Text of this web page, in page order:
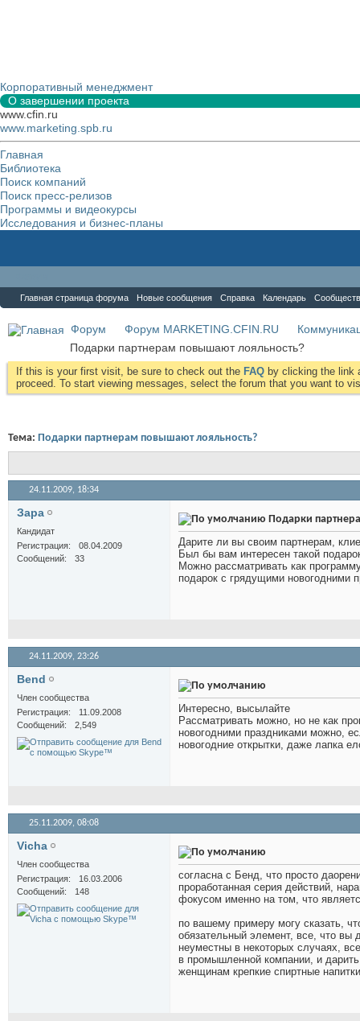
Корпоративный менеджмент
О завершении проекта
www.cfin.ru
www.marketing.spb.ru
Главная
Библиотека
Поиск компаний
Поиск пресс-релизов
Программы и видеокурсы
Исследования и бизнес-планы
Главная страница форума Новые сообщения Справка Календарь
Форум Форум MARKETING.CFIN.RU
Подарки партнерам повышают лояльность?
If this is your first visit, be sure to check out the FAQ by clicking the link
proceed. To start viewing messages, select the forum that you want to
Тема: Подарки партнерам повышают лояльность?
24.11.2009, 18:34
Зара
Кандидат
Регистрация
08.04.2009
Сообщений
33
Подарки
Дарите ли вы своим партнерам,
Был бы вам интересен такой
Можно рассматривать как
подарок с грядущими новогодними
24.11.2009, 23:26
Bend
Член сообщества
Регистрация
11.09.2008
Сообщений
2,549
Интересно, высылайте
Рассматривать можно, но не как
новогодними праздниками можно,
новогодние открытки, даже лапка
25.11.2009, 08:08
Vicha
Член сообщества
Регистрация
16.03.2006
Сообщений
148
согласна с Бенд, что просто
проработанная серия действий,
фокусом именно на том, что
по вашему примеру могу сказать,
обязательный элемент, все, что вы
неуместны в некоторых случаях,
в промышленной компании, и
женщинам крепкие спиртные